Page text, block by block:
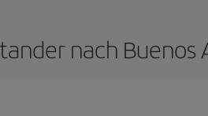
nach Buenos